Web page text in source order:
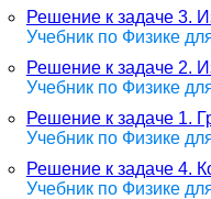
Решение к задаче 3.
Учебник по Физике
Решение к задаче 2.
Учебник по Физике
Решение к задаче 1.
Учебник по Физике
Решение к задаче 4.
Учебник по Физике